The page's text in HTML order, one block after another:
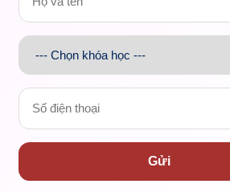
dụ của việc bị nhấn chìm bởi nước biển.
the effects of climate change,
I strongly disagree with the
Gửi